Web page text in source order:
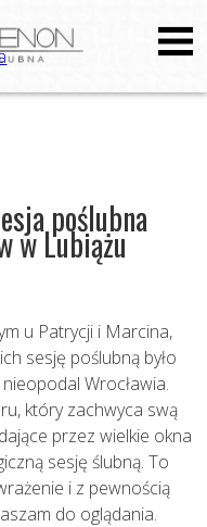
poślubna
w Lubiążu
u Patrycji i Marcina,
sesję poślubną było
Wrocławia.
który zachwyca swą
przez wielkie okna
sesję ślubną. To
i z pewnością
do oglądania.